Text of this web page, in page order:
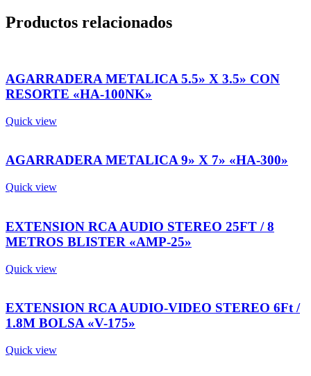
Productos relacionados
AGARRADERA METALICA 5.5» X 3.5» CON
RESORTE «HA-100NK»
Quick view
AGARRADERA METALICA 9» X 7» «HA-300»
Quick view
EXTENSION RCA AUDIO STEREO 25FT / 8
METROS BLISTER «AMP-25»
Quick view
EXTENSION RCA AUDIO-VIDEO STEREO 6Ft /
1.8M BOLSA «V-175»
Quick view